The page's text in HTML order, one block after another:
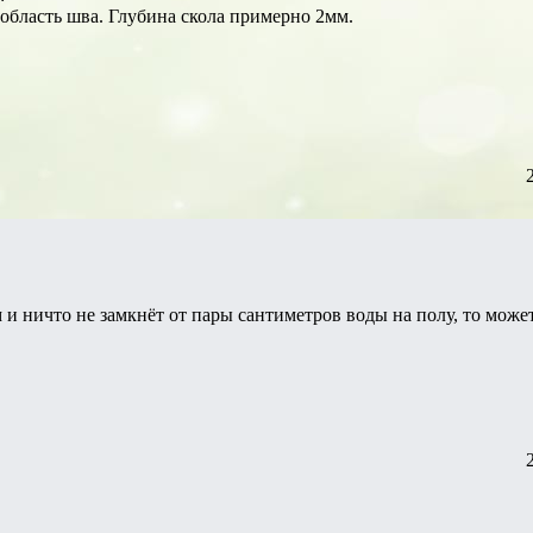
шва. Глубина скола примерно 2мм.
ничто не замкнёт от пары сантиметров воды на полу, то